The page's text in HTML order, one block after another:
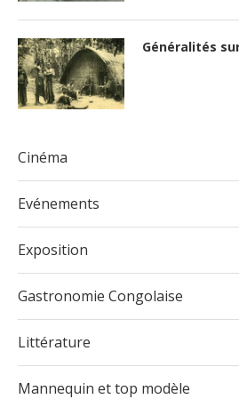
Généralités
Cinéma
Evénements
Exposition
Gastronomie Congolaise
Littérature
Mannequin et top modèle